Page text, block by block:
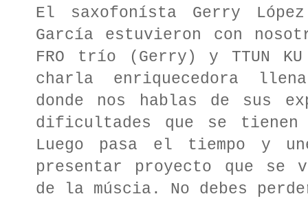
El saxofonísta Gerry
García estuvieron con
FRO trío (Gerry) y TTUN
charla enriquecedora
donde nos hablas de sus
dificultades que se
Luego pasa el tiempo y
presentar proyecto que se
de la múscia. No debes